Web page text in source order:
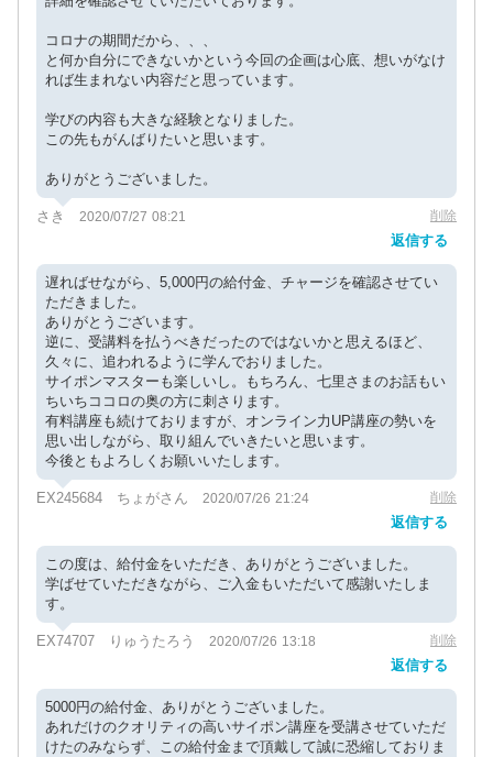
コロナの期間だから、、、
と何か自分にできないかという今回の企画は心底、想いがなけ
れば生まれない内容だと思っています。
学びの内容も大きな経験となりました。
この先もがんばりたいと思います。
ありがとうございました。
さき 2020/07/27 08:21 削除
返信する
遅ればせながら、5,000円の給付金、チャージを確認させてい
ただきました。
ありがとうございます。
逆に、受講料を払うべきだったのではないかと思えるほど、
久々に、追われるように学んでおりました。
サイポンマスターも楽しいし。もちろん、七里さまのお話もい
ちいちココロの奥の方に刺さります。
有料講座も続けておりますが、オンライン力UP講座の勢いを
思い出しながら、取り組んでいきたいと思います。
今後ともよろしくお願いいたします。
EX245684 ちょがさん 2020/07/26 21:24 削除
返信する
この度は、給付金をいただき、ありがとうございました。
学ばせていただきながら、ご入金もいただいて感謝いたしま
す。
EX74707 りゅうたろう 2020/07/26 13:18 削除
返信する
5000円の給付金、ありがとうございました。
あれだけのクオリティの高いサイポン講座を受講させていただ
けたのみならず、この給付金まで頂戴して誠に恐縮しておりま